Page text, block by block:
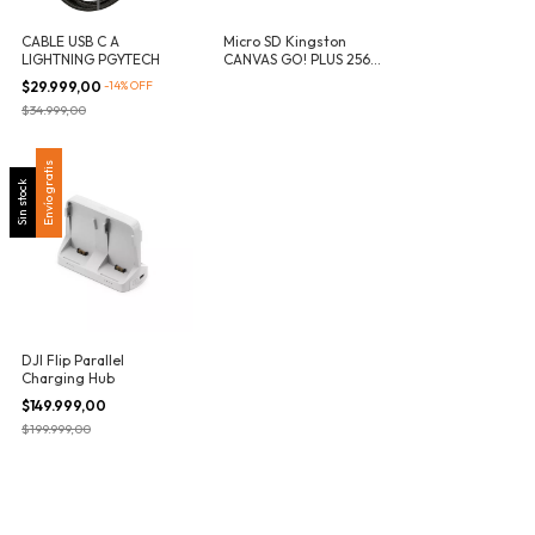
CABLE USB C A
LIGHTNING PGYTECH
$29.999,00 -14%OFF
$34.999,00
Micro SD Kingston
CANVAS GO! PLUS 256
Sin stock Envío gratis
DJI Flip Parallel
Charging Hub
$149.999,00
$199.999,00